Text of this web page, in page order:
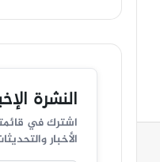
النشرة
اشترك في
الأخبار